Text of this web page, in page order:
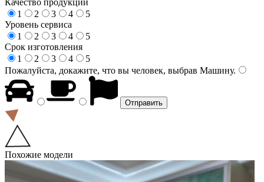
1
2 3 4
5
Уровень сервиса
1
2 3 4
5
Срок изготовления
1
2 3 4
5
Пожалуйста, докажите, что вы человек, выбрав Машину.
Похожие модели